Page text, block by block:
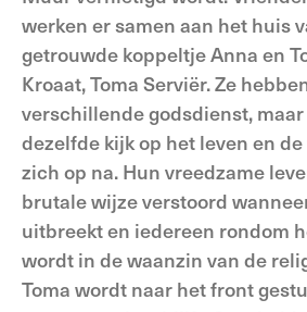
werken er samen aan het huis
getrouwde koppeltje Anna en
Kroaat, Toma Serviër. Ze
verschillende godsdienst,
dezelfde kijk op het leven en
zich op na. Hun vreedzame
brutale wijze verstoord
uitbreekt en iedereen rondom
wordt in de waanzin van de
Toma wordt naar het front